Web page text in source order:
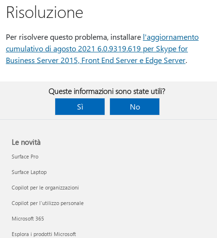
Risoluzione
Per risolvere questo problema, installare l'aggiornamento
cumulativo di agosto 2021 6.0.9319.619 per Skype for
Business Server 2015, Front End Server e Edge Server.
Queste informazioni sono state utili?
Sì
No
Le novità
Surface Pro
Surface Laptop
Copilot per le organizzazioni
Copilot per l'utilizzo personale
Microsoft 365
Esplora i prodotti Microsoft